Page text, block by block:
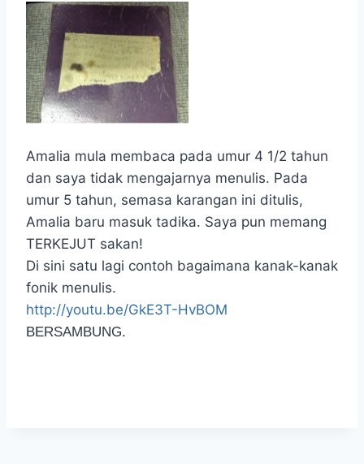
Amalia mula membaca pada umur 4 1/2 tahun
dan saya tidak mengajarnya menulis. Pada
umur 5 tahun, semasa karangan ini ditulis,
Amalia baru masuk tadika. Saya pun memang
TERKEJUT sakan!
Di sini satu lagi contoh bagaimana kanak-kanak
fonik menulis.
http://youtu.be/GkE3T-HvBOM
BERSAMBUNG.